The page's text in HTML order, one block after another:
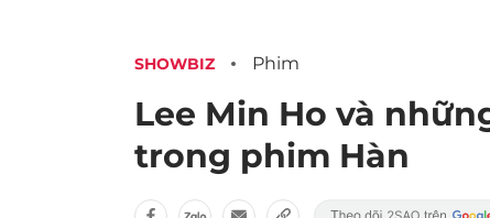
SHOWBIZ Phim
Lee Min Ho và
trong phim Hàn